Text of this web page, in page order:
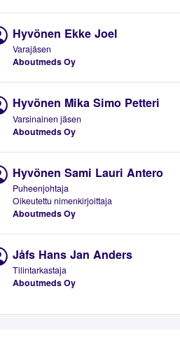
Hyvönen Ekke Joel
Varajäsen
Aboutmeds Oy
Hyvönen Mika Simo Petteri
Varsinainen jäsen
Aboutmeds Oy
Hyvönen Sami Lauri Antero
Puheenjohtaja
Oikeutettu nimenkirjoittaja
Aboutmeds Oy
Jåfs Hans Jan Anders
Tilintarkastaja
Aboutmeds Oy